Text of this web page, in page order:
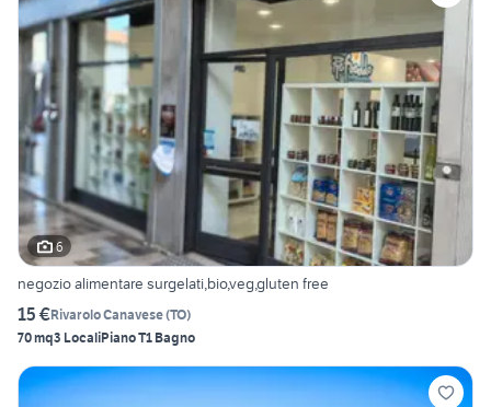
6
negozio alimentare surgelati,bio,veg,gluten free
15 €Rivarolo Canavese(TO)
70 mq3 LocaliPiano T1 Bagno